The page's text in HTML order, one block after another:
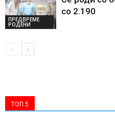
ПРЕДВРЕМЕ
РОДЕНИ
со 2.190
ТОП 5